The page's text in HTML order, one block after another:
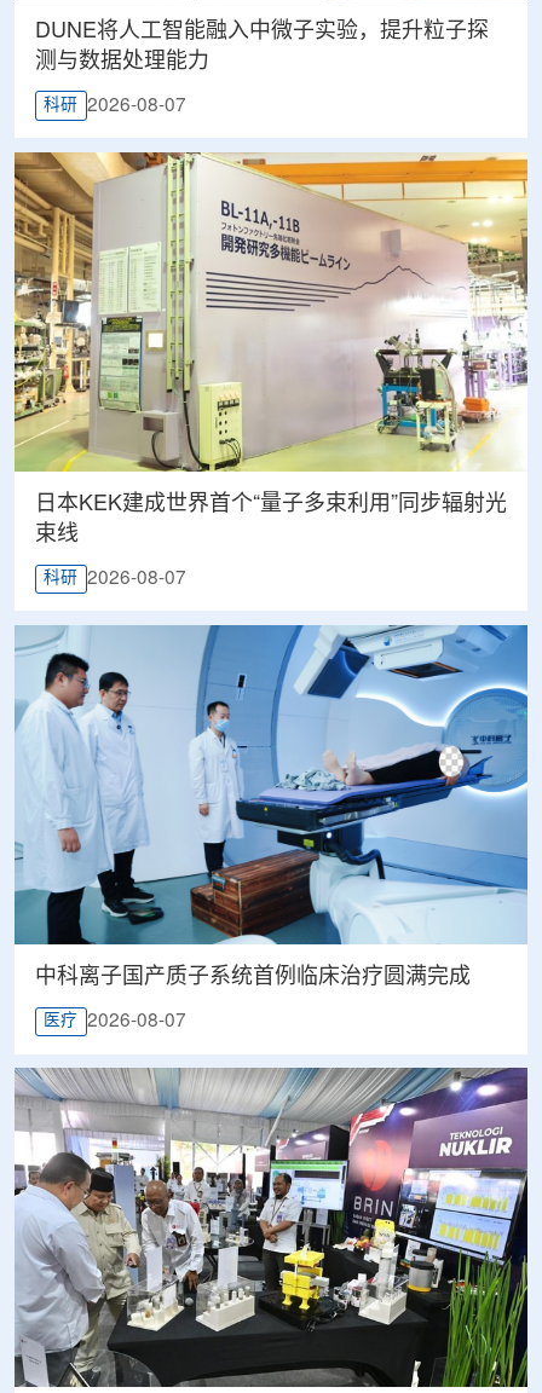
DUNE将人工智能融入中微子实验，提升粒子探
测与数据处理能力
科研 2026-08-07
日本KEK建成世界首个“量子多束利用”同步辐射光
束线
科研 2026-08-07
中科离子国产质子系统首例临床治疗圆满完成
医疗 2026-08-07